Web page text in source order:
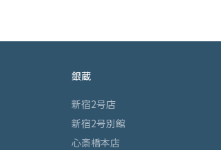
銀蔵
新宿2号店
新宿2号別館
心斎橋本店